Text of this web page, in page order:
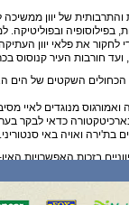
של יוון
בפילוסופיה ובפוליטיקה.
לחקור את פלאי יוון
חורבות העיר קנוסוס
במים הכחולים השקטים של
ואמורגוס מנוגדים לאיי
בארכיטקטורה כדאי לבקר
בת'ירה ואויה באי
בזכות האפשרויות
לבחון את הסיבלות שלהם